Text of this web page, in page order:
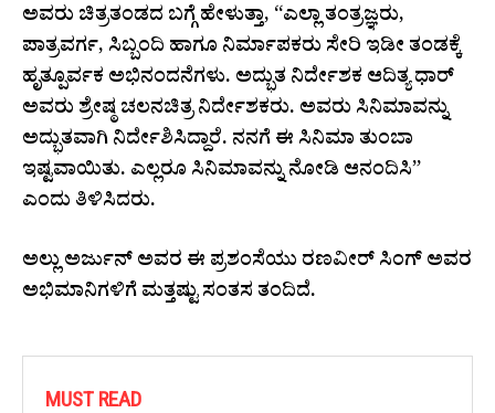
ಅವರು ಚಿತ್ರತಂಡದ ಬಗ್ಗೆ ಹೇಳುತ್ತಾ, “ಎಲ್ಲಾ ತಂತ್ರಜ್ಞರು,
ಪಾತ್ರವರ್ಗ, ಸಿಬ್ಬಂದಿ ಹಾಗೂ ನಿರ್ಮಾಪಕರು ಸೇರಿ ಇಡೀ ತಂಡಕ್ಕೆ
ಹೃತ್ಪೂರ್ವಕ ಅಭಿನಂದನೆಗಳು. ಅದ್ಭುತ ನಿರ್ದೇಶಕ ಆದಿತ್ಯ ಧಾರ್
ಅವರು ಶ್ರೇಷ್ಠ ಚಲನಚಿತ್ರ ನಿರ್ದೇಶಕರು. ಅವರು ಸಿನಿಮಾವನ್ನು
ಅದ್ಭುತವಾಗಿ ನಿರ್ದೇಶಿಸಿದ್ದಾರೆ. ನನಗೆ ಈ ಸಿನಿಮಾ ತುಂಬಾ
ಇಷ್ಟವಾಯಿತು. ಎಲ್ಲರೂ ಸಿನಿಮಾವನ್ನು ನೋಡಿ ಆನಂದಿಸಿ”
ಎಂದು ತಿಳಿಸಿದರು.
ಅಲ್ಲು ಅರ್ಜುನ್ ಅವರ ಈ ಪ್ರಶಂಸೆಯು ರಣವೀರ್ ಸಿಂಗ್ ಅವರ
ಅಭಿಮಾನಿಗಳಿಗೆ ಮತ್ತಷ್ಟು ಸಂತಸ ತಂದಿದೆ.
MUST READ